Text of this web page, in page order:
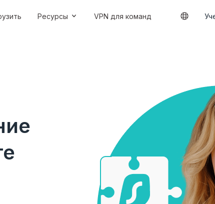
Ресурсы VPN для команд